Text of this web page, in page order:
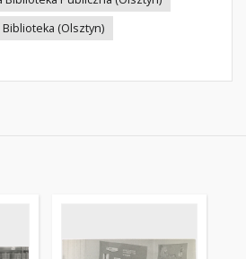
Biblioteka (Olsztyn)